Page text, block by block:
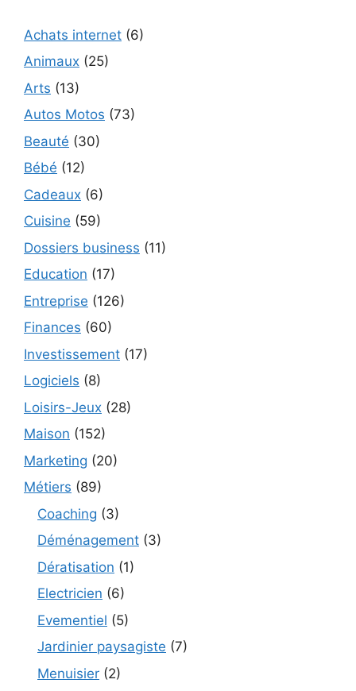
Achats internet (6)
Animaux (25)
Arts (13)
Autos Motos (73)
Beauté (30)
Bébé (12)
Cadeaux (6)
Cuisine (59)
Dossiers business (11)
Education (17)
Entreprise (126)
Finances (60)
Investissement (17)
Logiciels (8)
Loisirs-Jeux (28)
Maison (152)
Marketing (20)
Métiers (89)
Coaching (3)
Déménagement (3)
Dératisation (1)
Electricien (6)
Evementiel (5)
Jardinier paysagiste (7)
Menuisier (2)